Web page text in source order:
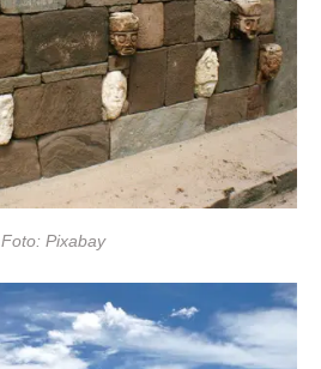
Foto: Pixabay